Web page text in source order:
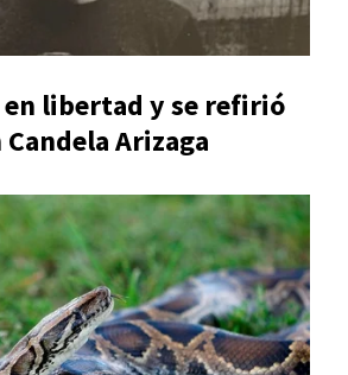
en libertad y se refirió
Arizaga